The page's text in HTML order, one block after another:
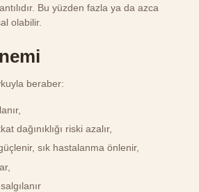
Bu yüzden fazla ya da azca
olabilir.
beraber:
dağınıklığı riski azalır,
sık hastalanma önlenir,